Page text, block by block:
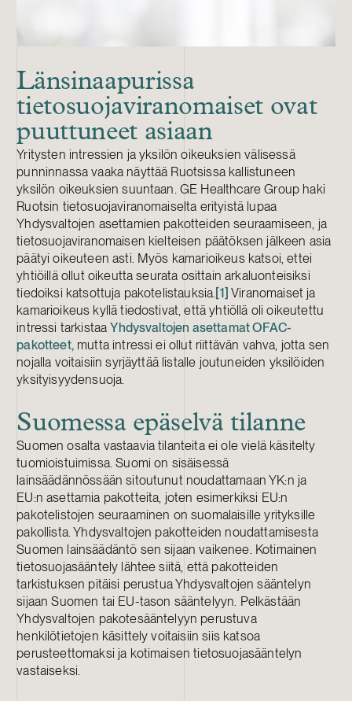
Länsinaapurissa
tietosuojaviranomaiset ovat
puuttuneet asiaan
Yritysten intressien ja yksilön oikeuksien välisessä
punninnassa vaaka näyttää Ruotsissa kallistuneen
yksilön oikeuksien suuntaan. GE Healthcare Group haki
Ruotsin tietosuojaviranomaiselta erityistä lupaa
Yhdysvaltojen asettamien pakotteiden seuraamiseen, ja
tietosuojaviranomaisen kielteisen päätöksen jälkeen asia
päätyi oikeuteen asti. Myös kamarioikeus katsoi, ettei
yhtiöillä ollut oikeutta seurata osittain arkaluonteisiksi
tiedoiksi katsottuja pakotelistauksia.[1] Viranomaiset ja
kamarioikeus kyllä tiedostivat, että yhtiöllä oli oikeutettu
intressi tarkistaaYhdysvaltojen asettamat OFAC-
pakotteet,mutta intressi ei ollut riittävän vahva, jotta sen
nojalla voitaisiin syrjäyttää listalle joutuneiden yksilöiden
yksityisyydensuoja.
Suomessa epäselvä tilanne
Suomen osalta vastaavia tilanteita ei ole vielä käsitelty
tuomioistuimissa. Suomi on sisäisessä
lainsäädännössään sitoutunut noudattamaan YK:n ja
EU:n asettamia pakotteita, joten esimerkiksi EU:n
pakotelistojen seuraaminen on suomalaisille yrityksille
pakollista. Yhdysvaltojen pakotteiden noudattamisesta
Suomen lainsäädäntö sen sijaan vaikenee. Kotimainen
tietosuojasääntely lähtee siitä, että pakotteiden
tarkistuksen pitäisi perustua Yhdysvaltojen sääntelyn
sijaan Suomen tai EU-tason sääntelyyn. Pelkästään
Yhdysvaltojen pakotesääntelyyn perustuva
henkilötietojen käsittely voitaisiin siis katsoa
perusteettomaksi ja kotimaisen tietosuojasääntelyn
vastaiseksi.